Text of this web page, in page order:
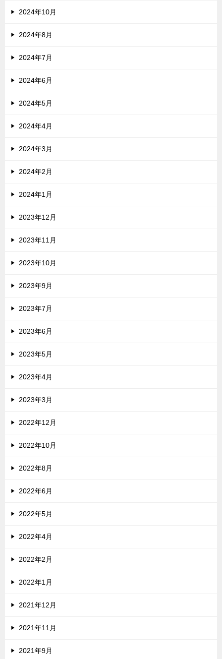
2024年10月
2024年8月
2024年7月
2024年6月
2024年5月
2024年4月
2024年3月
2024年2月
2024年1月
2023年12月
2023年11月
2023年10月
2023年9月
2023年7月
2023年6月
2023年5月
2023年4月
2023年3月
2022年12月
2022年10月
2022年8月
2022年6月
2022年5月
2022年4月
2022年2月
2022年1月
2021年12月
2021年11月
2021年9月